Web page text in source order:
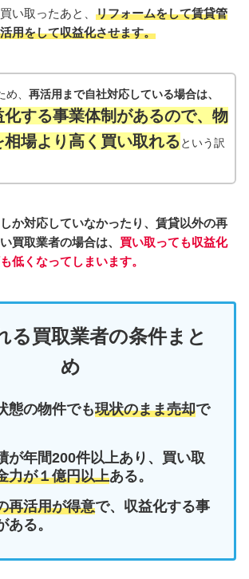
い取ったあと、 リフォームをして賃貸管
用をして収益化させます。
め、 再活用まで自社対応している場合は、
化する事業体制があるので、物
相場より高く買い取れる という訳
か対応していなかったり、賃貸以外の再
買取業者の場合は、 買い取っても収益化
低くなってしまいます。
る買取業者の条件まと
め
態の物件でも現状のまま売却で
が年間200件以上あり、買い取
力が１億円以上ある。
再活用が得意で、収益化する事
ある。